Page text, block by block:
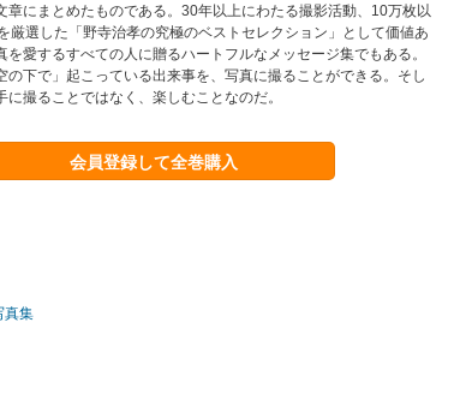
章にまとめたものである。30年以上にわたる撮影活動、10万枚以
厳選した「野寺治孝の究極のベストセレクション」として価値あ
を愛するすべての人に贈るハートフルなメッセージ集でもある。
の下で」起こっている出来事を、写真に撮ることができる。そし
撮ることではなく、楽しむことなのだ。
会員登録して全巻購入
真集